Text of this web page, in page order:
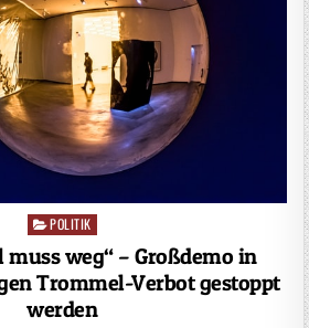
Posted
POLITIK
muss weg“ – Großdemo in
Trommel-Verbot gestoppt
werden